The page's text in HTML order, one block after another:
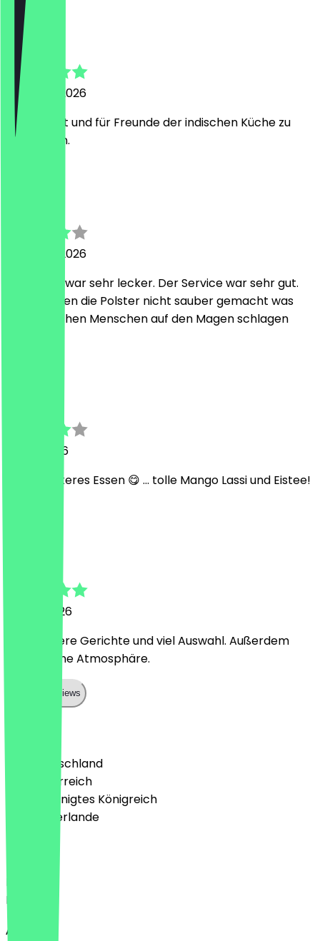
Wolfgang
5. August 2026
Einfach gut und für Freunde der indischen Küche zu
empfehlen.
5. August 2026
Das Essen war sehr lecker. Der Service war sehr gut.
Leider waren die Polster nicht sauber gemacht was
empfindlichen Menschen auf den Magen schlagen
31. Juli 2026
Super leckeres Essen 😋 ... tolle Mango Lassi und Eistee!
26. Juli 2026
Sehr leckere Gerichte und viel Auswahl. Außerdem
eine schöne Atmosphäre.
Show all reviews
🇩🇪 Deutschland
🇦🇹 Österreich
🇬🇧 Vereinigtes Königreich
🇳🇱 Niederlande
Deutsch
English
About